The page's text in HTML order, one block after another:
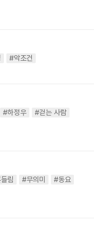
#악조건
#하정우
#걷는 사람
림 #무의미
#동요